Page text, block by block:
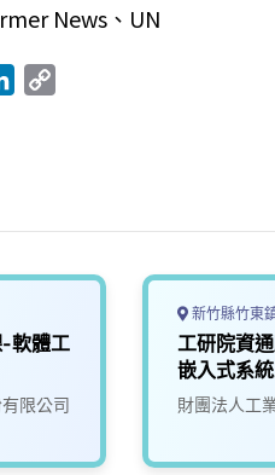
News、 UN
d
I
i
n
軟體工
限公司
新竹縣竹東
工研院資
嵌入式系
(U303)
財團法人工